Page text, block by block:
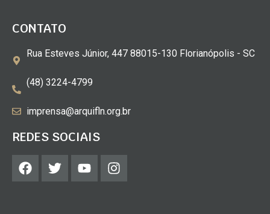
CONTATO
Rua Esteves Júnior, 447 88015-130 Florianópolis - SC
(48) 3224-4799
imprensa@arquifln.org.br
REDES SOCIAIS